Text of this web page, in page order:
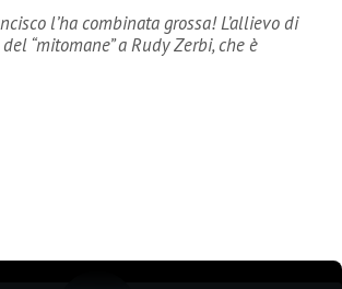
l’ha combinata grossa! L’allievo di
“mitomane” a Rudy Zerbi, che è